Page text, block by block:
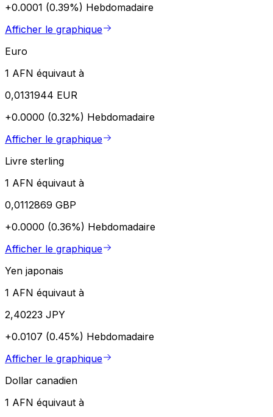
+0.0001 (0.39%) Hebdomadaire
Afficher le graphique
Euro
1 AFN équivaut à
0,0131944 EUR
+0.0000 (0.32%) Hebdomadaire
Afficher le graphique
Livre sterling
1 AFN équivaut à
0,0112869 GBP
+0.0000 (0.36%) Hebdomadaire
Afficher le graphique
Yen japonais
1 AFN équivaut à
2,40223 JPY
+0.0107 (0.45%) Hebdomadaire
Afficher le graphique
Dollar canadien
1 AFN équivaut à